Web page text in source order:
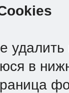
удалить
в